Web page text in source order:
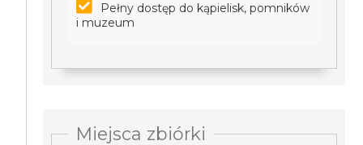
Pełny dostęp do kąpielisk, pomników
i muzeum
Miejsca zbiórki